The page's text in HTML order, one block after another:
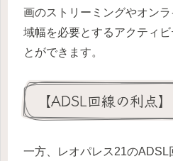
画のストリーミングやオン
域幅を必要とするアクティ
とができます。
【ADSL回線の利点】
一方、レオパレス21のADSL